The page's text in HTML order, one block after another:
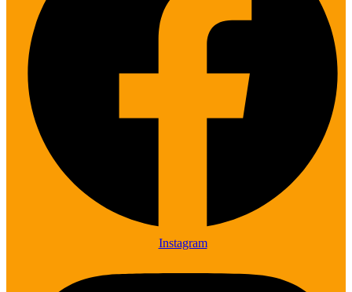
Instagram